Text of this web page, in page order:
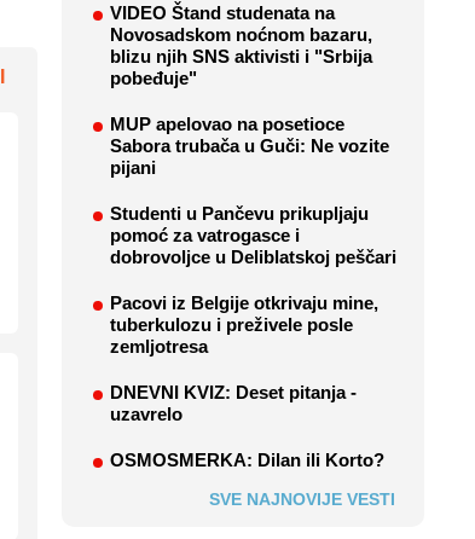
VIDEO Štand studenata na
Novosadskom noćnom bazaru,
blizu njih SNS aktivisti i "Srbija
pobeđuje"
MUP apelovao na posetioce
Sabora trubača u Guči: Ne vozite
pijani
Studenti u Pančevu prikupljaju
pomoć za vatrogasce i
dobrovoljce u Deliblatskoj peščari
Pacovi iz Belgije otkrivaju mine,
tuberkulozu i preživele posle
zemljotresa
DNEVNI KVIZ: Deset pitanja -
uzavrelo
OSMOSMERKA: Dilan ili Korto?
SVE NAJNOVIJE VESTI